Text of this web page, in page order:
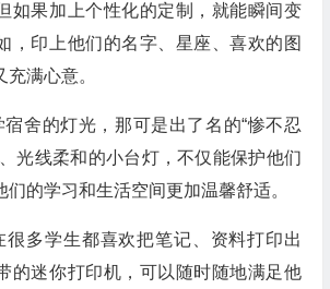
如果加上个性化的定制，就能瞬间变
，印上他们的名字、星座、喜欢的图
满心意。
宿舍的灯光，那可是出了名的“惨不忍
光线柔和的小台灯，不仅能保护他们
们的学习和生活空间更加温馨舒适。
很多学生都喜欢把笔记、资料打印出
的迷你打印机，可以随时随地满足他